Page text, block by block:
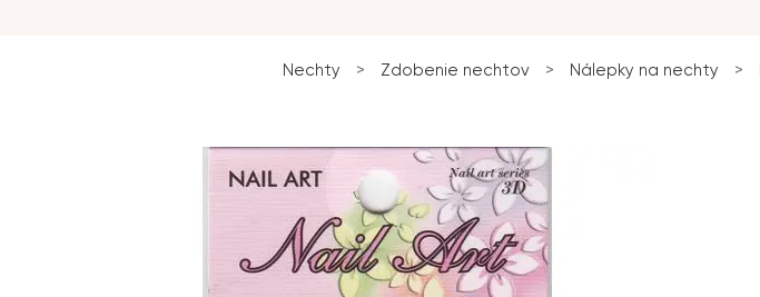
Nechty > Zdobenie nechtov > Nálepky na nechty >